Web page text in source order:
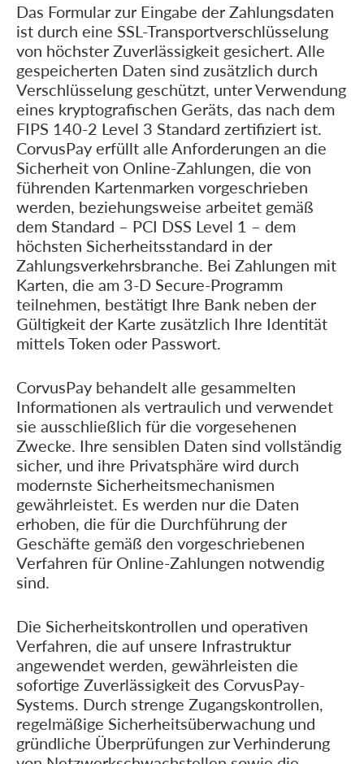
Das Formular zur Eingabe der Zahlungsdaten
ist durch eine SSL-Transportverschlüsselung
von höchster Zuverlässigkeit gesichert. Alle
gespeicherten Daten sind zusätzlich durch
Verschlüsselung geschützt, unter Verwendung
eines kryptografischen Geräts, das nach dem
FIPS 140-2 Level 3 Standard zertifiziert ist.
CorvusPay erfüllt alle Anforderungen an die
Sicherheit von Online-Zahlungen, die von
führenden Kartenmarken vorgeschrieben
werden, beziehungsweise arbeitet gemäß
dem Standard – PCI DSS Level 1 – dem
höchsten Sicherheitsstandard in der
Zahlungsverkehrsbranche. Bei Zahlungen mit
Karten, die am 3-D Secure-Programm
teilnehmen, bestätigt Ihre Bank neben der
Gültigkeit der Karte zusätzlich Ihre Identität
mittels Token oder Passwort.
CorvusPay behandelt alle gesammelten
Informationen als vertraulich und verwendet
sie ausschließlich für die vorgesehenen
Zwecke. Ihre sensiblen Daten sind vollständig
sicher, und ihre Privatsphäre wird durch
modernste Sicherheitsmechanismen
gewährleistet. Es werden nur die Daten
erhoben, die für die Durchführung der
Geschäfte gemäß den vorgeschriebenen
Verfahren für Online-Zahlungen notwendig
sind.
Die Sicherheitskontrollen und operativen
Verfahren, die auf unsere Infrastruktur
angewendet werden, gewährleisten die
sofortige Zuverlässigkeit des CorvusPay-
Systems. Durch strenge Zugangskontrollen,
regelmäßige Sicherheitsüberwachung und
gründliche Überprüfungen zur Verhinderung